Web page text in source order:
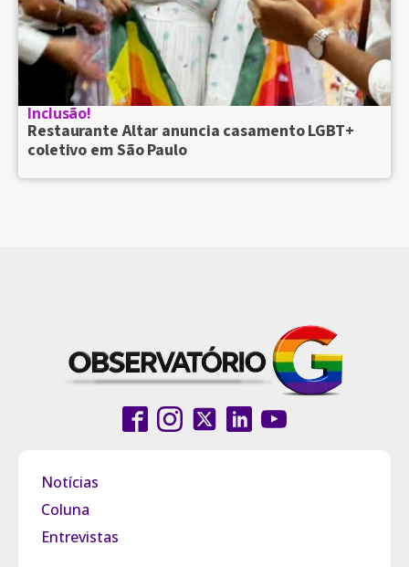
Inclusão!
Restaurante Altar anuncia casamento LGBT+
coletivo em São Paulo
Notícias
Coluna
Entrevistas